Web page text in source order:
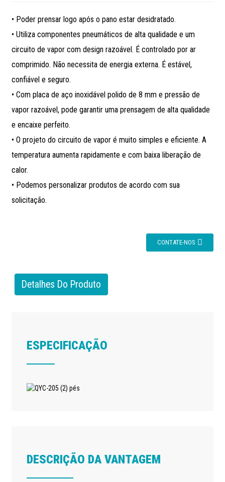
• Poder prensar logo após o pano estar desidratado.
• Utiliza componentes pneumáticos de alta qualidade e um
circuito de vapor com design razoável. É controlado por ar
comprimido. Não necessita de energia externa. É estável,
confiável e seguro.
• Com placa de aço inoxidável polido de 8 mm e pressão de
vapor razoável, pode garantir uma prensagem de alta qualidade
e encaixe perfeito.
• O projeto do circuito de vapor é muito simples e eficiente. A
temperatura aumenta rapidamente e com baixa liberação de
calor.
• Podemos personalizar produtos de acordo com sua
solicitação.
CONTATE-NOS
Detalhes Do Produto
ESPECIFICAÇÃO
DESCRIÇÃO DA VANTAGEM